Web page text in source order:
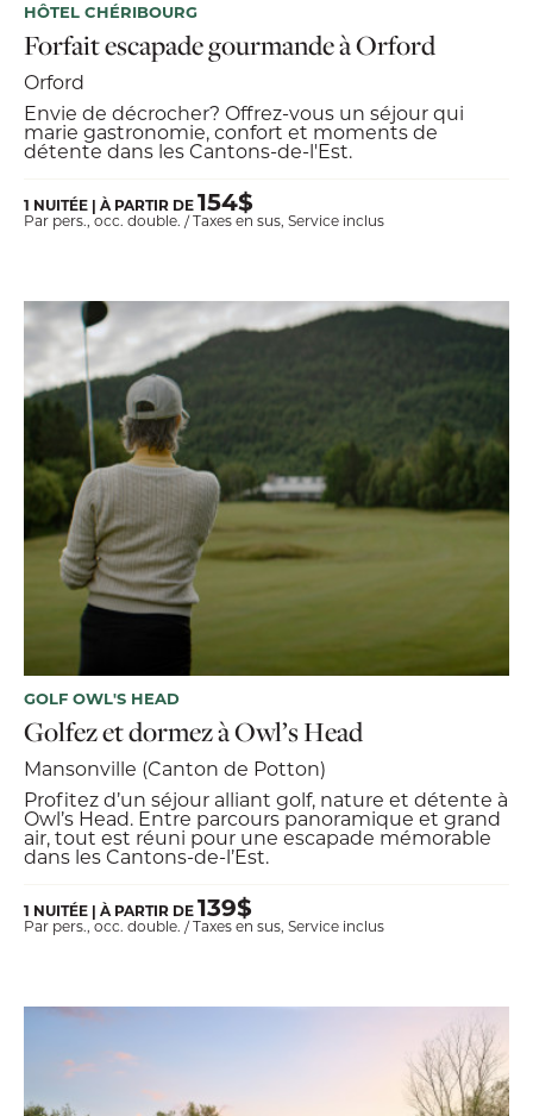
HÔTEL CHÉRIBOURG
Forfait escapade gourmande à Orford
Orford
Envie de décrocher? Offrez-vous un séjour qui
marie gastronomie, confort et moments de
détente dans les Cantons-de-l'Est.
1 NUITÉE | À PARTIR DE154$
Par pers., occ. double. / Taxes en sus, Service inclus
GOLF OWL'S HEAD
Golfez et dormez à Owl’s Head
Mansonville (Canton de Potton)
Profitez d’un séjour alliant golf, nature et détente à
Owl’s Head. Entre parcours panoramique et grand
air, tout est réuni pour une escapade mémorable
dans les Cantons-de-l’Est.
1 NUITÉE | À PARTIR DE139$
Par pers., occ. double. / Taxes en sus, Service inclus